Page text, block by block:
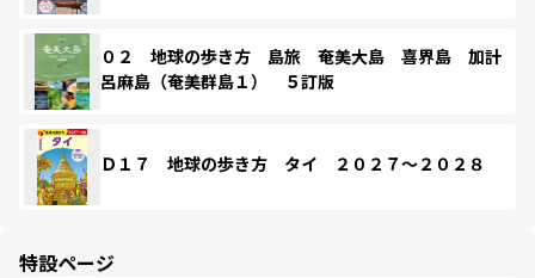
０２ 地球の歩き方 島旅 奄美大島 喜界島 加計
呂麻島（奄美群島１） ５訂版
Ｄ１７ 地球の歩き方 タイ ２０２７～２０２８
特設ページ